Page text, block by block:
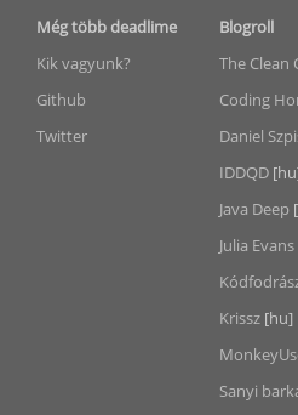
Még több deadlime
Kik vagyunk?
Github
Twitter
Blogroll
The Clean
Coding
Daniel
IDDQD
Java Deep
Julia Evans
Krissz [hu]
Sanyi